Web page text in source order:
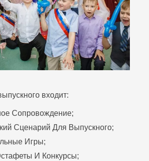
входит:
Сопровождение;
Сценарий Для Выпускного;
Игры;
И Конкурсы;